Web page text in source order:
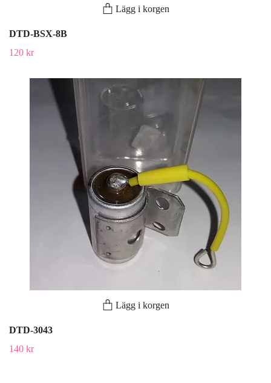
Lägg i korgen
DTD-BSX-8B
120 kr
Lägg i korgen
DTD-3043
140 kr